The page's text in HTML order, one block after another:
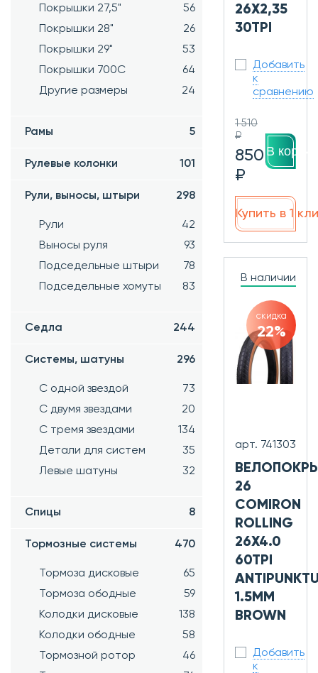
Покрышки 27,5"
56
Покрышки 28"
26
Покрышки 29"
53
Покрышки 700C
64
Другие размеры
24
Рамы 5
Рулевые колонки 101
Рули, выносы, штыри 298
Рули
42
Выносы руля
93
Подседельные штыри
78
Подседельные хомуты
83
Седла 244
Системы, шатуны 296
С одной звездой
73
С двумя звездами
20
С тремя звездами
134
Детали для систем
35
Левые шатуны
32
Спицы 8
Тормозные системы 470
Тормоза дисковые
65
Тормоза ободные
59
Колодки дисковые
138
Колодки ободные
58
Тормозной ротор
46
26X2,35
30TPI
Добавить
к
сравнению
1 510
₽
850
₽
В
Купить в 1
В наличии
скидка
22%
арт. 741303
26
COMIRON
ROLLING
26X4.0
60TPI
1.5MM
BROWN
Добавить
к